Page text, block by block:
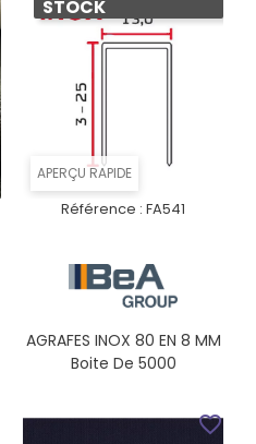
APERÇU RAPIDE
STOCK
Référence : FA541
AGRAFES INOX 80 EN 8 MM
Boite De 5000
favorite_border